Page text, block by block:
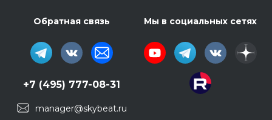
Обратная связь
+7 (495) 777-08-31
manager@skybeat.ru
Мы в социальных сетях